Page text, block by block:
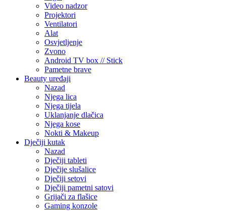
Video nadzor
Projektori
Ventilatori
Alat
Osvjetljenje
Zvono
Android TV box // Stick
Pametne brave
Beauty uređaji
Nazad
Njega lica
Njega tijela
Uklanjanje dlačica
Njega kose
Nokti & Makeup
Dječiji kutak
Nazad
Dječiji tableti
Dječije slušalice
Dječiji setovi
Dječiji pametni satovi
Grijači za flašice
Gaming konzole